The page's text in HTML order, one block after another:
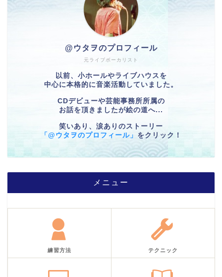
元ライブボーカリスト
@ウタヲのプロフィール
以前、小ホールやライブハウスを
中心に本格的に音楽活動していました。
CDデビューや芸能事務所所属の
お話を頂きましたが絵の道へ...
笑いあり、涙ありのストーリー
「@ウタヲのプロフィール」 をクリック！
メニュー
練習方法 テクニック